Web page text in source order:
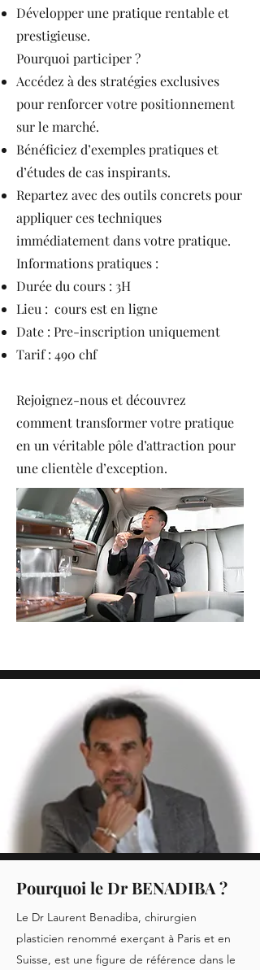
Développer une pratique rentable et
prestigieuse.
Pourquoi participer ?
Accédez à des stratégies exclusives
pour renforcer votre positionnement
sur le marché.
Bénéficiez d’exemples pratiques et
d’études de cas inspirants.
Repartez avec des outils concrets pour
appliquer ces techniques
immédiatement dans votre pratique.
Informations pratiques :
Durée du cours : 3H
Lieu : cours est en ligne
Date : Pre-inscription uniquement
Tarif : 490 chf
Rejoignez-nous et découvrez
comment transformer votre pratique
en un véritable pôle d’attraction pour
une clientèle d’exception.
Pourquoi le Dr BENADIBA ?
Le Dr Laurent Benadiba, chirurgien
plasticien renommé exerçant à Paris et en
Suisse, est une figure de référence dans le